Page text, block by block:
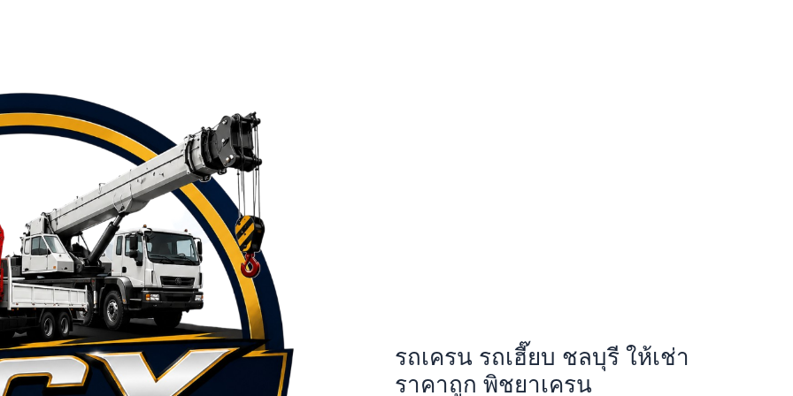
รถเครน รถเฮี๊ยบ ชลบุรี ให้เช่า
ราคาถูก พิชยาเครน